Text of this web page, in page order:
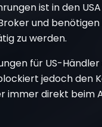
ist in den
und
zu werden.
für US-
jedoch den
immer direkt beim